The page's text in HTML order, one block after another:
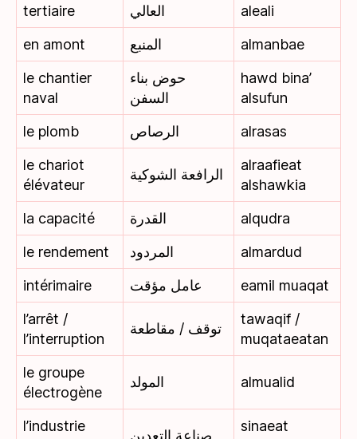
tertiaire
العالي
aleali
en amont
المنبع
almanbae
le chantier
naval
حوض بناء
السفن
hawd bina’
alsufun
le plomb
الرصاص
alrasas
le chariot
élévateur
الرافعة الشوكية
alraafieat
alshawkia
la capacité
القدرة
alqudra
le rendement
المردود
almardud
intérimaire
عامل مؤقت
eamil muaqat
l’arrêt /
l’interruption
توقف / مقاطعة
tawaqif /
muqataeatan
le groupe
électrogène
المولد almualid
l’industrie
صناعة التعدين
sinaeat